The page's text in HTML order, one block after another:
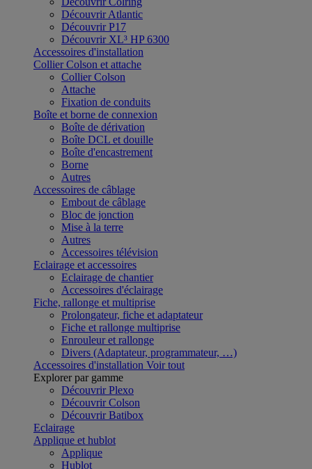
Découvrir Atlantic
Découvrir P17
Découvrir XL³ HP 6300
Accessoires d'installation
Collier Colson et attache
Collier Colson
Attache
Fixation de conduits
Boîte et borne de connexion
Boîte de dérivation
Boîte DCL et douille
Boîte d'encastrement
Borne
Autres
Accessoires de câblage
Embout de câblage
Bloc de jonction
Mise à la terre
Autres
Accessoires télévision
Eclairage et accessoires
Eclairage de chantier
Accessoires d'éclairage
Fiche, rallonge et multiprise
Prolongateur, fiche et adaptateur
Fiche et rallonge multiprise
Enrouleur et rallonge
Divers (Adaptateur, programmateur, …)
Accessoires d'installation Voir tout
Explorer par gamme
Découvrir Plexo
Découvrir Colson
Découvrir Batibox
Eclairage
Applique et hublot
Applique
Hublot